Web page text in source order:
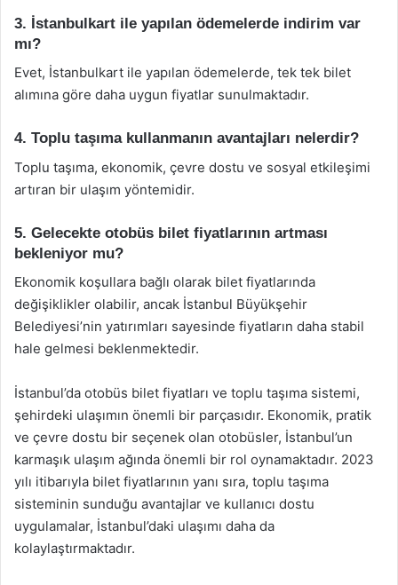
3. İstanbulkart ile yapılan ödemelerde indirim var
mı?
Evet, İstanbulkart ile yapılan ödemelerde, tek tek bilet
alımına göre daha uygun fiyatlar sunulmaktadır.
4. Toplu taşıma kullanmanın avantajları nelerdir?
Toplu taşıma, ekonomik, çevre dostu ve sosyal etkileşimi
artıran bir ulaşım yöntemidir.
5. Gelecekte otobüs bilet fiyatlarının artması
bekleniyor mu?
Ekonomik koşullara bağlı olarak bilet fiyatlarında
değişiklikler olabilir, ancak İstanbul Büyükşehir
Belediyesi’nin yatırımları sayesinde fiyatların daha stabil
hale gelmesi beklenmektedir.
İstanbul’da otobüs bilet fiyatları ve toplu taşıma sistemi,
şehirdeki ulaşımın önemli bir parçasıdır. Ekonomik, pratik
ve çevre dostu bir seçenek olan otobüsler, İstanbul’un
karmaşık ulaşım ağında önemli bir rol oynamaktadır. 2023
yılı itibarıyla bilet fiyatlarının yanı sıra, toplu taşıma
sisteminin sunduğu avantajlar ve kullanıcı dostu
uygulamalar, İstanbul’daki ulaşımı daha da
kolaylaştırmaktadır.